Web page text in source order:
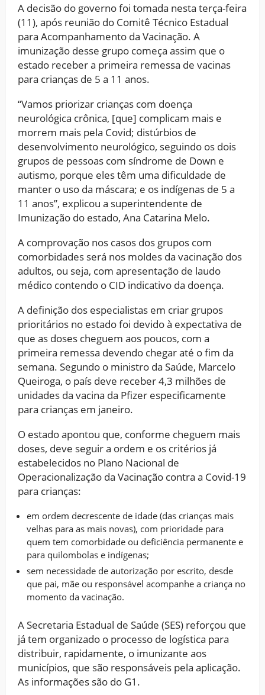
A decisão do governo foi tomada nesta terça-feira
(11), após reunião do Comitê Técnico Estadual
para Acompanhamento da Vacinação. A
imunização desse grupo começa assim que o
estado receber a primeira remessa de vacinas
para crianças de 5 a 11 anos.
“Vamos priorizar crianças com doença
neurológica crônica, [que] complicam mais e
morrem mais pela Covid; distúrbios de
desenvolvimento neurológico, seguindo os dois
grupos de pessoas com síndrome de Down e
autismo, porque eles têm uma dificuldade de
manter o uso da máscara; e os indígenas de 5 a
11 anos”, explicou a superintendente de
Imunização do estado, Ana Catarina Melo.
A comprovação nos casos dos grupos com
comorbidades será nos moldes da vacinação dos
adultos, ou seja, com apresentação de laudo
médico contendo o CID indicativo da doença.
A definição dos especialistas em criar grupos
prioritários no estado foi devido à expectativa de
que as doses cheguem aos poucos, com a
primeira remessa devendo chegar até o fim da
semana. Segundo o ministro da Saúde, Marcelo
Queiroga, o país deve receber 4,3 milhões de
unidades da vacina da Pfizer especificamente
para crianças em janeiro.
O estado apontou que, conforme cheguem mais
doses, deve seguir a ordem e os critérios já
estabelecidos no Plano Nacional de
Operacionalização da Vacinação contra a Covid-19
para crianças:
em ordem decrescente de idade (das crianças mais
velhas para as mais novas), com prioridade para
quem tem comorbidade ou deficiência permanente e
para quilombolas e indígenas;
sem necessidade de autorização por escrito, desde
que pai, mãe ou responsável acompanhe a criança no
momento da vacinação.
A Secretaria Estadual de Saúde (SES) reforçou que
já tem organizado o processo de logística para
distribuir, rapidamente, o imunizante aos
municípios, que são responsáveis pela aplicação.
As informações são do G1.